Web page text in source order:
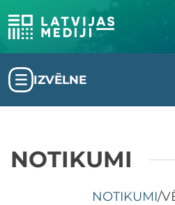
IZVĒLNE
NOTIKUMI
NOTIKUMI/